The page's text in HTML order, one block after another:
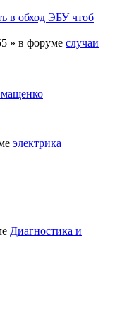
в обход ЭБУ чтоб
» в форуме случаи
электрика
Диагностика и